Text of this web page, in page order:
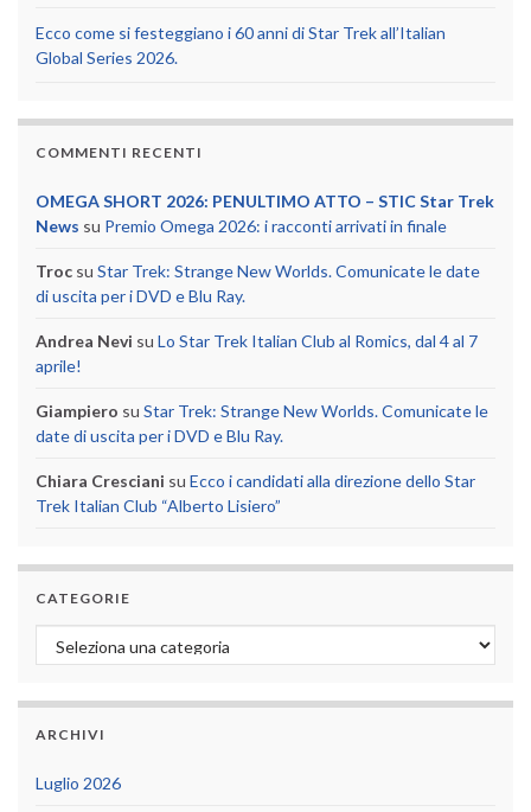
Ecco come si festeggiano i 60 anni di Star Trek all’Italian
Global Series 2026.
COMMENTI RECENTI
OMEGA SHORT 2026: PENULTIMO ATTO – STIC Star Trek
News su Premio Omega 2026: i racconti arrivati in finale
Troc su Star Trek: Strange New Worlds. Comunicate le date
di uscita per i DVD e Blu Ray.
Andrea Nevi su Lo Star Trek Italian Club al Romics, dal 4 al 7
aprile!
Giampiero su Star Trek: Strange New Worlds. Comunicate le
date di uscita per i DVD e Blu Ray.
Chiara Cresciani su Ecco i candidati alla direzione dello Star
Trek Italian Club “Alberto Lisiero”
CATEGORIE
Categorie
ARCHIVI
Luglio 2026